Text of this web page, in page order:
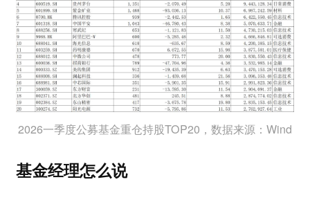
2026一季度公募基金重仓持股TOP20，数据来源：Wind
基金经理怎么说